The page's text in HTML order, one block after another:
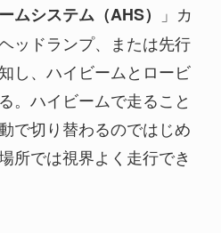
ムシステム（AHS）
」カ
ッドランプ、または先行
し、ハイビームとロービ
。ハイビームで走ること
で切り替わるのではじめ
所では視界よく走行でき